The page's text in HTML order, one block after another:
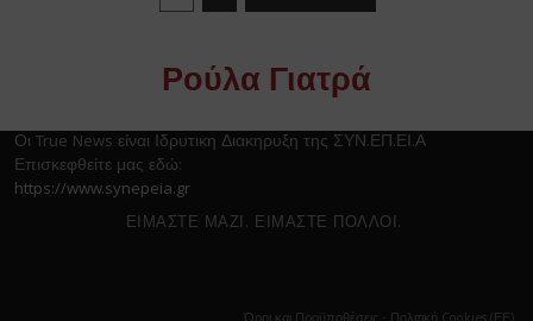
Ρούλα Γιατρά
Οι True News είναι Ιδρυτικη Διακηρυξη της ΣΥΝ.ΕΠ.ΕΙ.Α
Επισκεφθείτε μας εδώ:
https://www.synepeia.gr
ΕΙΜΑΣΤΕ ΜΑΖΙ. ΕΙΜΑΣΤΕ ΠΟΛΛΟΙ.